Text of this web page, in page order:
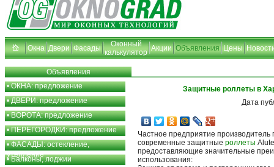
Окна Двери Фасады
Оконный
калькулятор Акции Объявления Цены
Объявления
•ОКНА: предложение
•ДВЕРИ: предложение
•ВОРОТА: предложение
•ПЕРЕГОРОДКИ: предложение
•ФАСАДЫ: остекление,
утепление
•Балконы, лоджии
Защитные роллеты в
Дата
Частное предприятие производитель
современные защитные роллеты
предоставляющие значительные
использования: